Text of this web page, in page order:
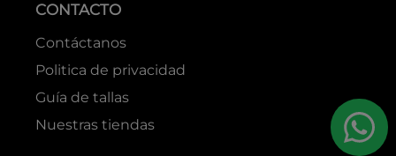
CONTACTO
Contáctanos
Politica de privacidad
Guía de tallas
Nuestras tiendas